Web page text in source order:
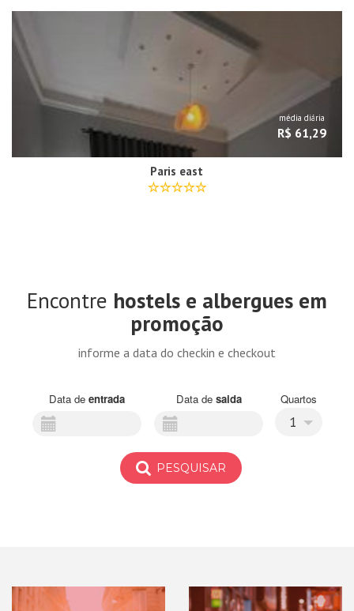
média diária
R$ 61,29
Paris east
Encontre hostels e albergues em
promoção
informe a data do checkin e checkout
Data de entrada Data de saida Quartos
1
PESQUISAR